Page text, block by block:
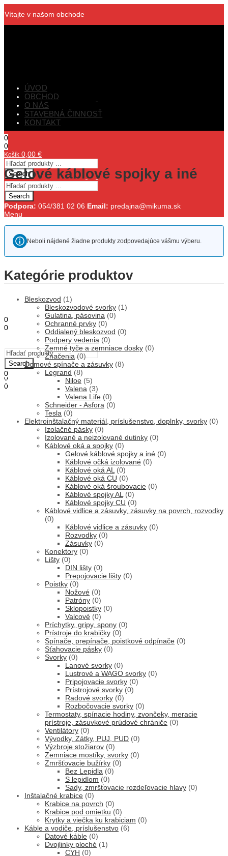
Vítajte v našom obchode
Search
Podpora: 054/381 02 06 Email: predajna@mikuma.sk
Menu
0
0
ÚVOD
OBCHOD
O NÁS
STAVEBNÁ ČINNOSŤ
KONTAKT
0
0
Košík 0,00 €
Search
ÚVOD
OBCHOD
STAVEBNÁ ČINNOSŤ
KONTAKT
0
0
0,00€
Search
0
Košík
Gelové káblové spojky a iné
Neboli nájdené žiadne produkty zodpovedajúce vášmu výberu.
Kategórie produktov
Bleskozvod (1)
Bleskozvodové svorky (1)
Gulatina, pásovina (0)
Ochranné prvky (0)
Oddialený bleskozvod (0)
Podpery vedenia (0)
Zemné tyče a zemniace dosky (0)
Značenia (0)
Domové spínače a zásuvky (8)
Legrand (8)
Niloe (5)
Valena (3)
Valena Life (0)
Schneider - Asfora (0)
Tesla (0)
Elektroinštalačný materiál, príslušenstvo, doplnky, svorky (0)
Izolačné pásky (0)
Izolované a neizolované dutinky (0)
Káblové oká a spojky (0)
Gelové káblové spojky a iné (0)
Káblové očká izolované (0)
Káblové oká AL (0)
Káblové oká CU (0)
Káblové oká šroubovacie (0)
Káblové spojky AL (0)
Káblové spojky CU (0)
Káblové vidlice a zásuvky, zásuvky na povrch, rozvodky
(0)
Káblové vidlice a zásuvky (0)
Rozvodky (0)
Zásuvky (0)
Konektory (0)
Lišty (0)
DIN lišty (0)
Prepojovacie lišty (0)
Poistky (0)
Nožové (0)
Patróny (0)
Sklopoistky (0)
Valcové (0)
Príchytky, gripy, spony (0)
Prístroje do krabičky (0)
Spínače, prepínače, poistkové odpínače (0)
Sťahovacie pásky (0)
Svorky (0)
Lanové svorky (0)
Lustrové a WAGO svorky (0)
Pripojovacie svorky (0)
Prístrojové svorky (0)
Radové svorky (0)
Rozbočovacie svorky (0)
Termostaty, spínacie hodiny, zvončeky, meracie
prístroje, zásuvkové prúdové chrániče (0)
Ventilátory (0)
Vývodky, Zátky, PUJ, PUD (0)
Výzbroje stožiarov (0)
Zemniace mostíky, svorky (0)
Zmršťovacie bužírky (0)
Bez Lepidla (0)
S lepidlom (0)
Sady, zmršťovacie rozdeľovacie hlavy (0)
Inštalačné krabice (0)
Krabice na povrch (0)
Krabice pod omietku (0)
Krytky a viečka ku krabiciam (0)
Káble a vodiče, príslušenstvo (6)
Datové káble (0)
Dvojlinky ploché (1)
CYH (0)